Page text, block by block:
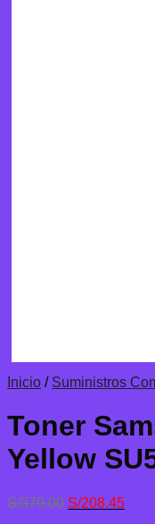
Inicio / Suministros
Toner
Yellow
S/379.00 El
S/208.45El